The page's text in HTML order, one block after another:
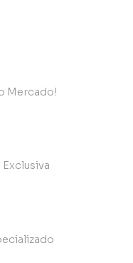
Mercado!